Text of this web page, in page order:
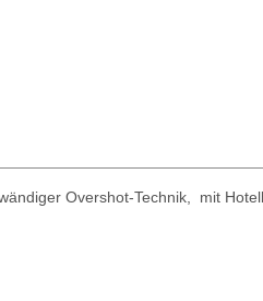
Overshot-Technik, mit